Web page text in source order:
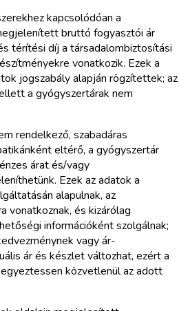
kapcsolódóan a
bruttó fogyasztói ár
térítési díj a társadalombiztosítási
vonatkozik. Ezek a
jogszabály alapján rögzítettek; az
a gyógyszertárak nem
rendelkező, szabadáras
eltérő, a gyógyszertár
árat és/vagy
Ezek az adatok a
alapulnak, az
vonatkoznak, és kizárólag
információként szolgálnak;
vagy ár-
ár és készlet változhat, ezért a
közvetlenül az adott